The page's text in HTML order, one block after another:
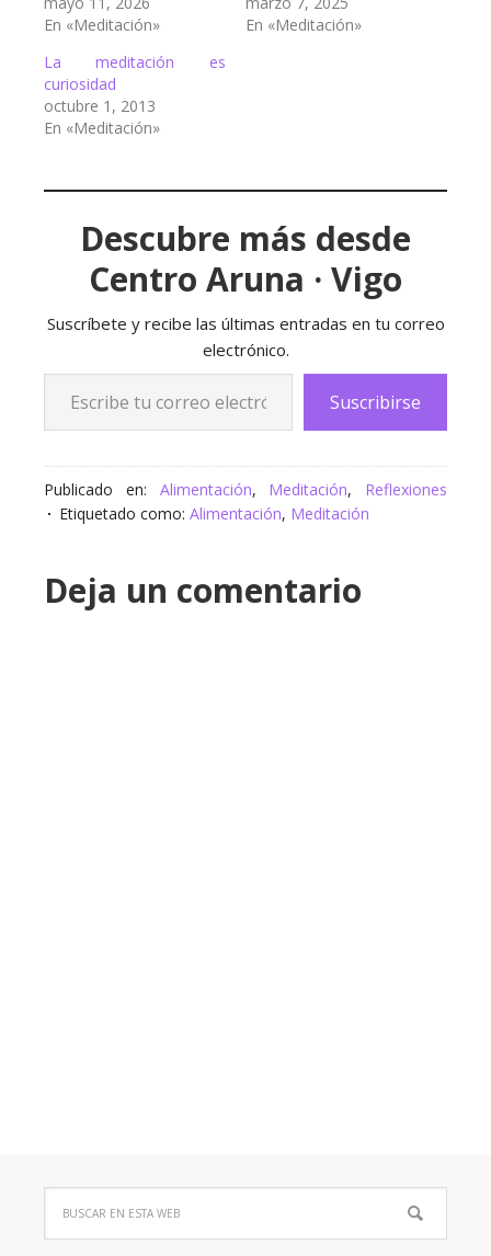
En «Meditación»
En «Meditación»
La meditación es
curiosidad
octubre 1, 2013
En «Meditación»
Descubre más desde
Centro Aruna · Vigo
Suscríbete y recibe las últimas entradas en tu correo
electrónico.
Escribe tu correo electrónico…
Suscribirse
Publicado en: Alimentación, Meditación, Reflexiones
Etiquetado como: Alimentación, Meditación
Deja un comentario